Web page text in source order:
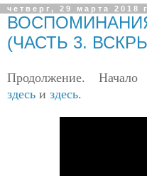
четверг, 29 марта 2018
(ЧАСТЬ 3.
Продолжение.
здесь и здесь.